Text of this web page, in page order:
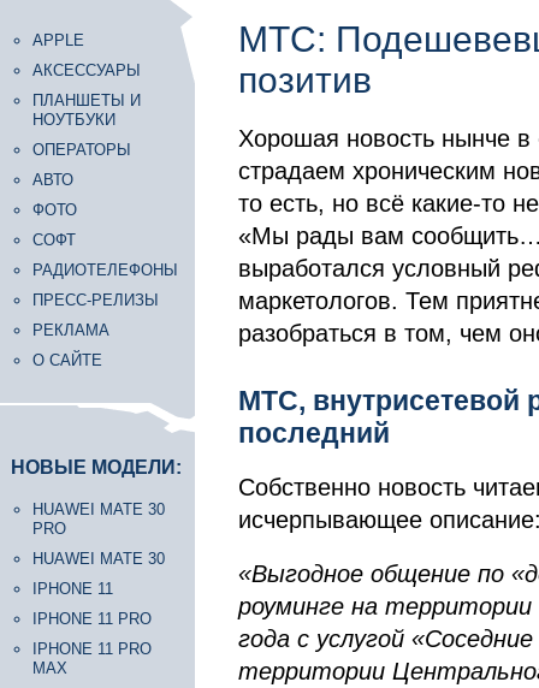
APPLE
АКСЕССУАРЫ
ПЛАНШЕТЫ И
НОУТБУКИ
ОПЕРАТОРЫ
АВТО
ФОТО
СОФТ
РАДИОТЕЛЕФОНЫ
ПРЕСС-РЕЛИЗЫ
РЕКЛАМА
О САЙТЕ
НОВЫЕ МОДЕЛИ:
HUAWEI MATE 30
PRO
HUAWEI MATE 30
IPHONE 11
IPHONE 11 PRO
IPHONE 11 PRO
MAX
МТС:
позитив
Хорошая новость нынче
страдаем хроническим
то есть, но всё какие-то
«Мы рады вам
выработался условный
маркетологов. Тем
разобраться в том, чем
МТС, внутрисетевой
последний
Собственно новость
исчерпывающее
«Выгодное общение по
роуминге на
года c услугой
территории